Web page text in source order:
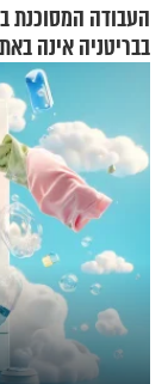
העבודה המסוכנת
בבריטניה אינה
אלא דווקא בשדות